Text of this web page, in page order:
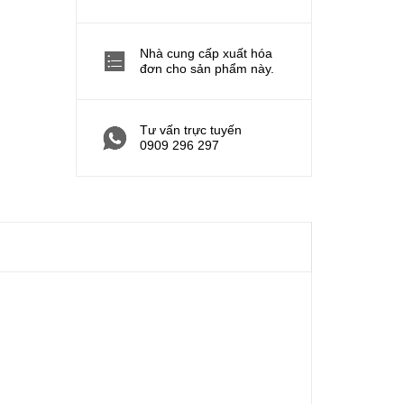
Nhà cung cấp xuất hóa
đơn cho sản phẩm này.
Tư vấn trực tuyến
0909 296 297